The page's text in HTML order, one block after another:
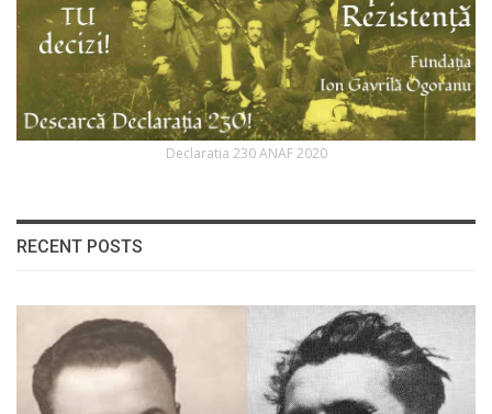
Declaratia 230 ANAF 2020
RECENT POSTS